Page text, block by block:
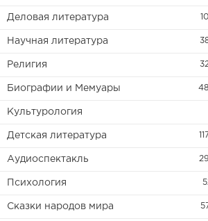
Деловая литература
Научная литература
Религия
Биографии и Мемуары
Культурология
Детская литература
Аудиоспектакль
Психология
Сказки народов мира